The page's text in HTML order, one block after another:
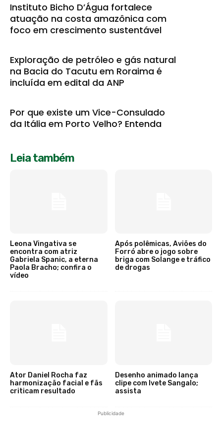
Instituto Bicho D’Água fortalece
atuação na costa amazônica com
foco em crescimento sustentável
Exploração de petróleo e gás natural
na Bacia do Tacutu em Roraima é
incluída em edital da ANP
Por que existe um Vice-Consulado
da Itália em Porto Velho? Entenda
Leia também
Leona Vingativa se
encontra com atriz
Gabriela Spanic, a eterna
Paola Bracho; confira o
vídeo
Após polêmicas, Aviões do
Forró abre o jogo sobre
briga com Solange e tráfico
de drogas
Ator Daniel Rocha faz
harmonização facial e fãs
criticam resultado
Desenho animado lança
clipe com Ivete Sangalo;
assista
Publicidade